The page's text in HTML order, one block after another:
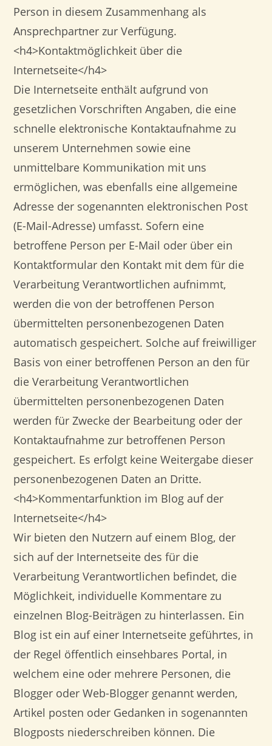
Person in diesem Zusammenhang als
Ansprechpartner zur Verfügung.
<h4>Kontaktmöglichkeit über die
Internetseite</h4>
Die Internetseite enthält aufgrund von
gesetzlichen Vorschriften Angaben, die eine
schnelle elektronische Kontaktaufnahme zu
unserem Unternehmen sowie eine
unmittelbare Kommunikation mit uns
ermöglichen, was ebenfalls eine allgemeine
Adresse der sogenannten elektronischen Post
(E-Mail-Adresse) umfasst. Sofern eine
betroffene Person per E-Mail oder über ein
Kontaktformular den Kontakt mit dem für die
Verarbeitung Verantwortlichen aufnimmt,
werden die von der betroffenen Person
übermittelten personenbezogenen Daten
automatisch gespeichert. Solche auf freiwilliger
Basis von einer betroffenen Person an den für
die Verarbeitung Verantwortlichen
übermittelten personenbezogenen Daten
werden für Zwecke der Bearbeitung oder der
Kontaktaufnahme zur betroffenen Person
gespeichert. Es erfolgt keine Weitergabe dieser
personenbezogenen Daten an Dritte.
<h4>Kommentarfunktion im Blog auf der
Internetseite</h4>
Wir bieten den Nutzern auf einem Blog, der
sich auf der Internetseite des für die
Verarbeitung Verantwortlichen befindet, die
Möglichkeit, individuelle Kommentare zu
einzelnen Blog-Beiträgen zu hinterlassen. Ein
Blog ist ein auf einer Internetseite geführtes, in
der Regel öffentlich einsehbares Portal, in
welchem eine oder mehrere Personen, die
Blogger oder Web-Blogger genannt werden,
Artikel posten oder Gedanken in sogenannten
Blogposts niederschreiben können. Die